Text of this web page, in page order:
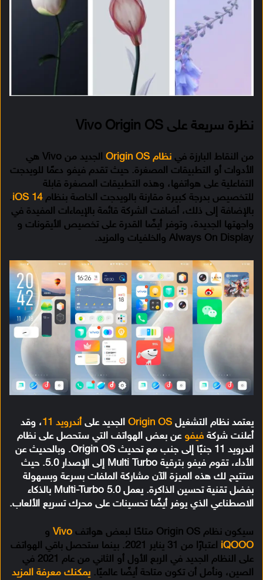
نظرة سريعة على Vivo Origin OS
من النقاط البارزة في نظام Origin OS
الجديد من Vivo هي
الأدوات أو التطبيقات المصغرة. حيث تقدم فيفو دعمًا للويدجت
التفاعلية على هواتفها، وهذه التطبيقات المصغرة قابلة
للتخصيص بدرجة كبيرة مقارنة بالويدجت الخاصة بنظامiOS 14
.
بالإضافة إلى ذلك، أضافت الشركة قائمة بالإيماءات المفيدة في
واجهتها الجديدة، وتوفر أيضًا القدرة على تخصيص الأيقونات و
Always On Display والخلفيات والمزيد.
يعتمد نظام التشغيل Origin OS الجديد علىأندرويد 11
، وقد
أعلنت شركة فيفو عن بعض الهواتف التي ستحصل على نظام
اندرويد 11 جنبًا إلى جنب مع تحديث Origin OS. وبالحديث عن
الأداء، تقوم فيفو بترقية Multi Turbo إلى الإصدار 5.0. حيث
ستتيح لك هذه الميزة الآن مشاركة الملفات بسرعة وبسهولة
بفضل تقنية تحسين الذاكرة. يعمل Multi-Turbo 5.0 بالذكاء
الاصطناعي الذي يوفر أيضًا تحسينات على محرك تسريع الألعاب.
سيكون نظام Origin OS متاحًا لبعض هواتف Vivo و
iQOOO
اعتبارًا من 31 يناير 2021. بينما ستحصل باقي الهواتف
على النظام الجديد في الربع الأول أو الثاني من عام 2021 في
الصين، ونأمل أن تكون متاحة أيضًا عالميًا. يمكنك معرفة المزيد